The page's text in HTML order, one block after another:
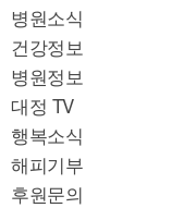
병원소식
건강정보
병원정보
대정 TV
행복소식
해피기부
후원문의